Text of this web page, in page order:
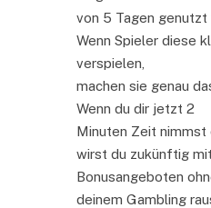
von 5 Tagen genutzt
Wenn Spieler diese
verspielen,
machen sie genau
Wenn du dir jetzt 2
Minuten Zeit nimmst
wirst du zukünftig
Bonusangeboten
deinem Gambling